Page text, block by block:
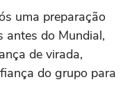
uma preparação
antes do Mundial,
de virada,
do grupo para